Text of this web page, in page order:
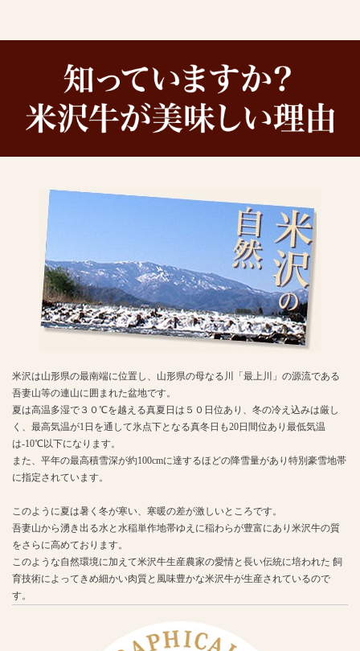
米沢は山形県の最南端に位置し、山形県の母なる川「最上川」の源流である
吾妻山等の連山に囲まれた盆地です。
夏は高温多湿で３０℃を越える真夏日は５０日位あり、冬の冷え込みは厳し
く、最高気温が1日を通して氷点下となる真冬日も20日間位あり最低気温
は-10℃以下になります。
また、平年の最高積雪深が約100cmに達するほどの降雪量があり特別豪雪地帯
に指定されています。
このように夏は暑く冬が寒い、寒暖の差が激しいところです。
吾妻山から湧き出る水と水稲単作地帯ゆえに稲わらが豊富にあり米沢牛の質
をさらに高めております。
このような自然環境に加えて米沢牛生産農家の愛情と長い伝統に培われた 飼
育技術によってきめ細かい肉質と風味豊かな米沢牛が生産されているので
す。